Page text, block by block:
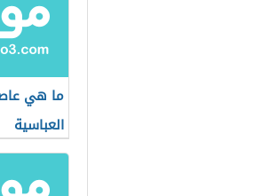
ما هي
العباسية